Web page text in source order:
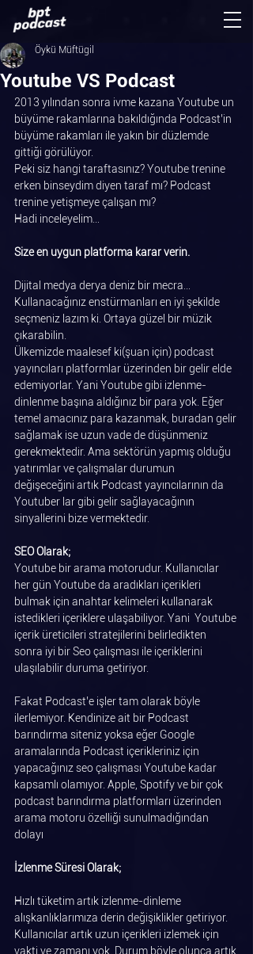
Youtube VS Podcast
Öykü Müftügil
2013 yılından sonra ivme kazana Youtube un
büyüme rakamlarına bakıldığında Podcast’in
büyüme rakamları ile yakın bir düzlemde
gittiği görülüyor.
Peki siz hangi taraftasınız? Youtube trenine
erken binseydim diyen taraf mı? Podcast
trenine yetişmeye çalışan mı?
Hadi inceleyelim…
Size en uygun platforma karar verin.
Dijital medya derya deniz bir mecra…
Kullanacağınız enstürmanları en iyi şekilde
seçmeniz lazım ki. Ortaya güzel bir müzik
çıkarabilin.
Ülkemizde maalesef ki(şuan için) podcast
yayıncıları platformlar üzerinden bir gelir elde
edemiyorlar. Yani Youtube gibi izlenme-
dinlenme başına aldığınız bir para yok. Eğer
temel amacınız para kazanmak, buradan gelir
sağlamak ise uzun vade de düşünmeniz
gerekmektedir. Ama sektörün yapmış olduğu
yatırımlar ve çalışmalar durumun
değişeceğini artık Podcast yayıncılarının da
Youtuber lar gibi gelir sağlayacağının
sinyallerini bize vermektedir.
SEO Olarak;
Youtube bir arama motorudur. Kullanıcılar
her gün Youtube da aradıkları içerikleri
bulmak için anahtar kelimeleri kullanarak
istedikleri içeriklere ulaşabiliyor. Yani  Youtube
içerik üreticileri stratejilerini belirledikten
sonra iyi bir Seo çalışması ile içeriklerini
ulaşılabilir duruma getiriyor.
Fakat Podcast’e işler tam olarak böyle
ilerlemiyor. Kendinize ait bir Podcast
barındırma siteniz yoksa eğer Google
aramalarında Podcast içerikleriniz için
yapacağınız seo çalışması Youtube kadar
kapsamlı olamıyor. Apple, Spotify ve bir çok
podcast barındırma platformları üzerinden
arama motoru özelliği sunulmadığından
dolayı
İzlenme Süresi Olarak;
Hızlı tüketim artık izlenme-dinleme
alışkanlıklarımıza derin değişiklikler getiriyor.
Kullanıcılar artık uzun içerikleri izlemek için
vakti ve zamanı yok. Durum böyle olunca artık